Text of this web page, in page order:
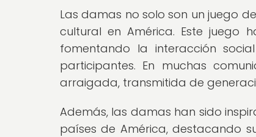
Las damas no solo son un juego
cultural en América. Este juego
fomentando la interacción
participantes. En muchas
arraigada, transmitida de
Además, las damas han sido
países de América, destacando